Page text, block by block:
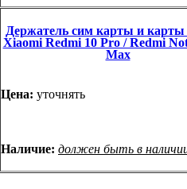
Держатель сим карты и
Xiaomi Redmi 10 Pro / Redmi
Max
Цена: уточнять
Наличие: должен быть в